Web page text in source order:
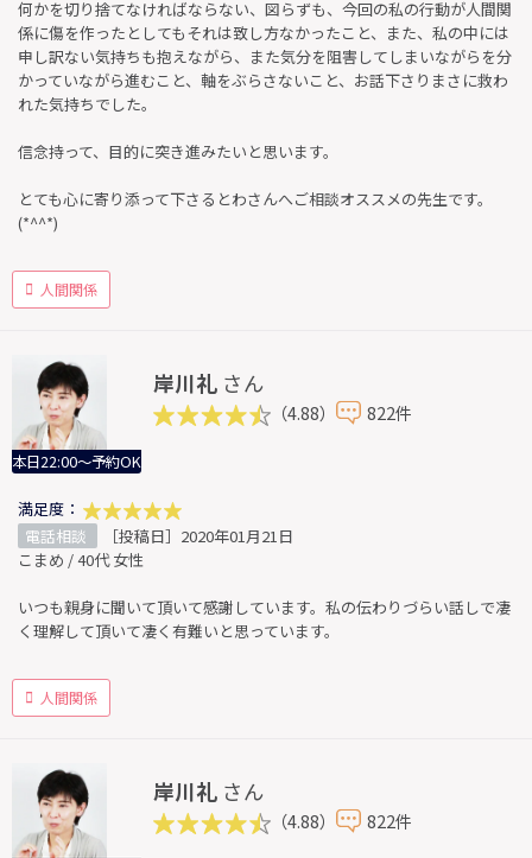
何かを切り捨てなければならない、図らずも、今回の私の行動が人間関
係に傷を作ったとしてもそれは致し方なかったこと、また、私の中には
申し訳ない気持ちも抱えながら、また気分を阻害してしまいながらを分
かっていながら進むこと、軸をぶらさないこと、お話下さりまさに救わ
れた気持ちでした。
信念持って、目的に突き進みたいと思います。
とても心に寄り添って下さるとわさんへご相談オススメの先生です。
(*^^*)
人間関係
本日22:00～予約OK
岸川礼 さん
（4.88） 822件
満足度：
電話相談
［投稿日］2020年01月21日
こまめ / 40代 女性
いつも親身に聞いて頂いて感謝しています。私の伝わりづらい話しで凄
く理解して頂いて凄く有難いと思っています。
人間関係
岸川礼 さん
（4.88） 822件